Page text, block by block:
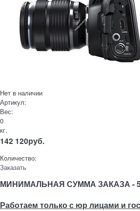
Нет в наличии
Артикул:
Вес:
0
кг.
142 120руб.
Количество:
Заказать
МИНИМАЛЬНАЯ СУММА ЗАКАЗА -
Работаем только с юр лицами и